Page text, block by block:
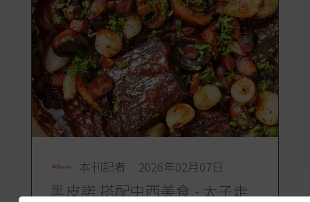
本刊記者 2026年02月07日
黑皮諾 搭配中西美食 - 太子走